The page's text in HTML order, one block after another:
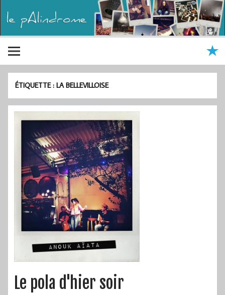
ÉTIQUETTE :LA BELLEVILLOISE
Le pola d'hier soir